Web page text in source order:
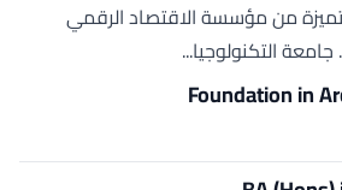
متميزة من مؤسسة الاقتصاد الرقمي
Foundation in